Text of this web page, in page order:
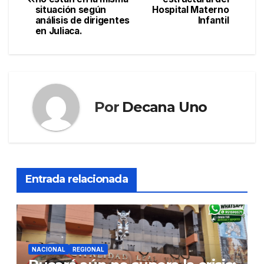
entradas
Hospital Materno
Infantil
situación según
análisis de dirigentes
en Juliaca.
Por Decana Uno
Entrada relacionada
NACIONAL REGIONAL